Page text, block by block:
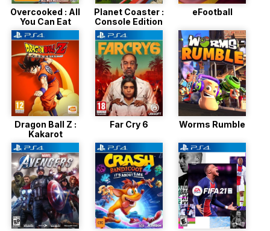
Overcooked : All
You Can Eat
Planet Coaster :
Console Edition
eFootball
Dragon Ball Z :
Kakarot
Far Cry 6 Worms Rumble